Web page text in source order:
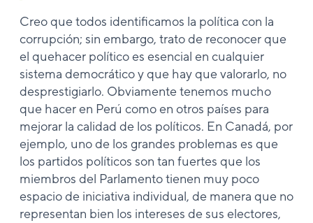
Creo que todos identificamos la política con la
corrupción; sin embargo, trato de reconocer que
el quehacer político es esencial en cualquier
sistema democrático y que hay que valorarlo, no
desprestigiarlo. Obviamente tenemos mucho
que hacer en Perú como en otros países para
mejorar la calidad de los políticos. En Canadá, por
ejemplo, uno de los grandes problemas es que
los partidos políticos son tan fuertes que los
miembros del Parlamento tienen muy poco
espacio de iniciativa individual, de manera que no
representan bien los intereses de sus electores,